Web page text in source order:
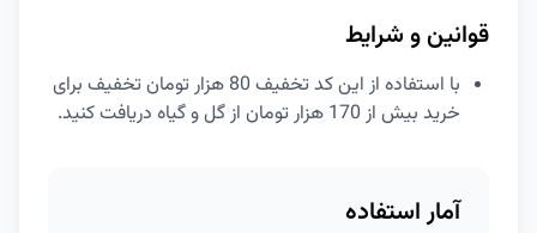
قوانین و شرایط
با استفاده از این کد تخفیف 80 هزار تومان تخفیف برای
خرید بیش از 170 هزار تومان از گل و گیاه دریافت کنید.
آمار استفاده